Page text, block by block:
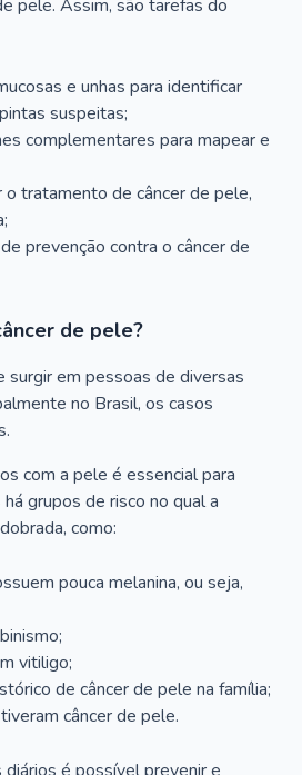
pele. Assim, são tarefas do
e unhas para identificar
suspeitas;
complementares para mapear e
o tratamento de câncer de pele,
prevenção contra o câncer de
de pele?
surgir em pessoas de diversas
no Brasil, os casos
com a pele é essencial para
grupos de risco no qual a
como:
pouca melanina, ou seja,
vitiligo;
de câncer de pele na família;
câncer de pele.